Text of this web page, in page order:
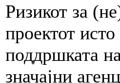
Ризикот за
проектот
поддршката
значајни